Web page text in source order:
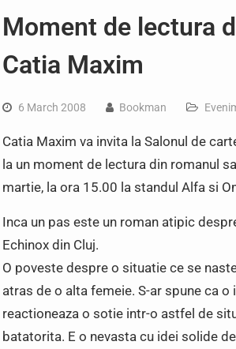
Moment de lectura
Catia Maxim
6 March 2008 Bookman
Catia Maxim va invita la Salonul de
la un moment de lectura din romanul
martie, la ora 15.00 la standul Alfa si
Inca un pas este un roman atipic
Echinox din Cluj.
O poveste despre o situatie ce se
atras de o alta femeie. S-ar spune ca
reactioneaza o sotie intr-o astfel de
batatorita. E o nevasta cu idei solide